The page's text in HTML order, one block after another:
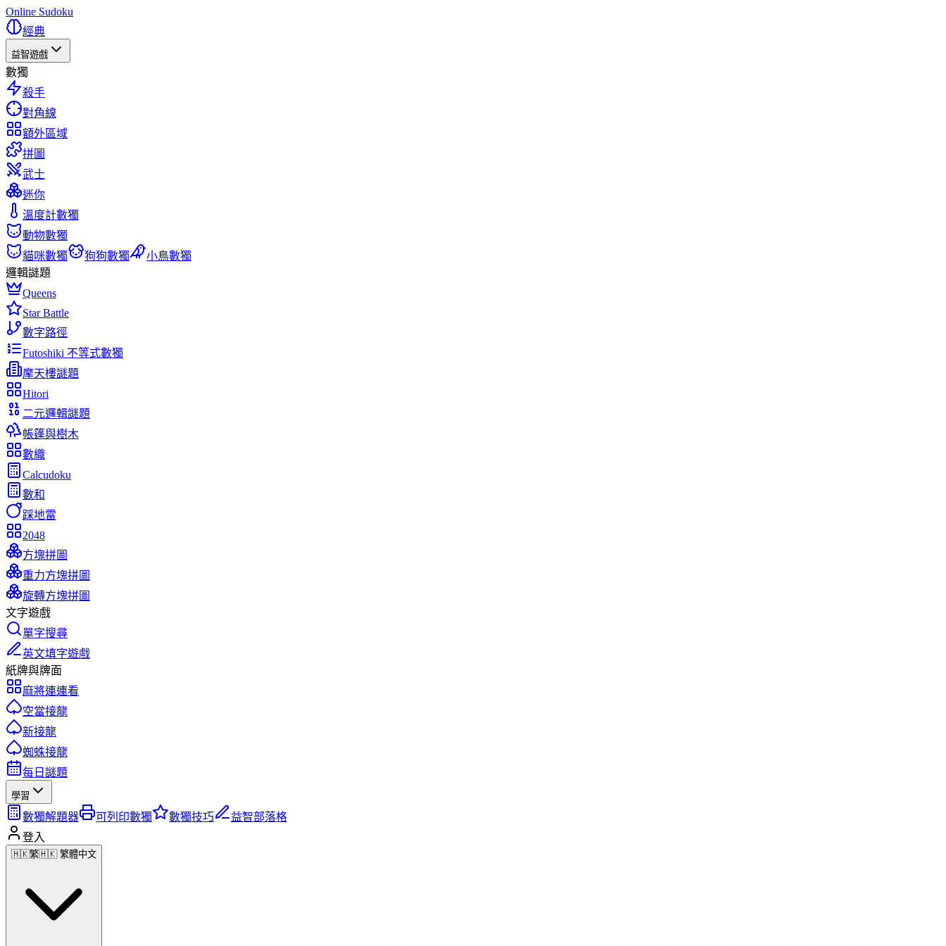
Online Sudoku
經典
益智遊戲
數獨
殺手
對角線
額外區域
拼圖
武士
迷你
溫度計數獨
動物數獨
貓咪數獨
狗狗數獨
小鳥數獨
邏輯謎題
Queens
Star Battle
數字路徑
Futoshiki 不等式數獨
摩天樓謎題
Hitori
二元邏輯謎題
帳篷與樹木
數織
Calcudoku
數和
踩地雷
2048
方塊拼圖
重力方塊拼圖
旋轉方塊拼圖
文字遊戲
單字搜尋
英文填字遊戲
紙牌與牌面
麻將連連看
空當接龍
新接龍
蜘蛛接龍
每日謎題
學習
數獨解題器 可列印數獨 數獨技巧
益智部落格
登入
🇭🇰繁🇭🇰 繁體中文